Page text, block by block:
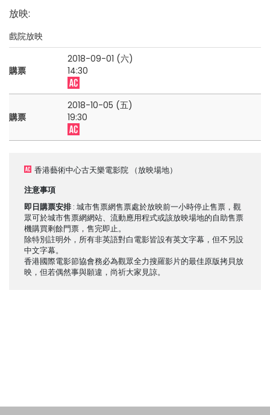
放映:
戲院放映
購票
2018-09-01 (六)
14:30
購票
2018-10-05 (五)
19:30
香港藝術中心古天樂電影院 （放映場地）
注意事項
即日購票安排 : 城市售票網售票處於放映前一小時停止售票，觀
眾可於城市售票網網站、流動應用程式或該放映場地的自助售票
機購買剩餘門票，售完即止。
除特別註明外，所有非英語對白電影皆設有英文字幕，但不另設
中文字幕。
香港國際電影節協會務必為觀眾全力搜羅影片的最佳原版拷貝放
映，但若偶然事與願違，尚祈大家見諒。